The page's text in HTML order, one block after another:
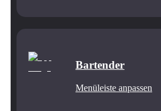
Bartender
Menüleiste anpassen